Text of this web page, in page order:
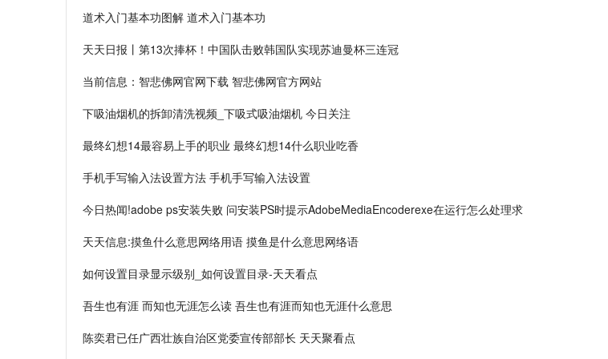
道术入门基本功图解 道术入门基本功
天天日报丨第13次捧杯！中国队击败韩国队实现苏迪曼杯三连冠
当前信息：智悲佛网官网下载 智悲佛网官方网站
下吸油烟机的拆卸清洗视频_下吸式吸油烟机 今日关注
最终幻想14最容易上手的职业 最终幻想14什么职业吃香
手机手写输入法设置方法 手机手写输入法设置
今日热闻!adobe ps安装失败 问安装PS时提示AdobeMediaEncoderexe在运行怎么处理求
天天信息:摸鱼什么意思网络用语 摸鱼是什么意思网络语
如何设置目录显示级别_如何设置目录-天天看点
吾生也有涯 而知也无涯怎么读 吾生也有涯而知也无涯什么意思
陈奕君已任广西壮族自治区党委宣传部部长 天天聚看点